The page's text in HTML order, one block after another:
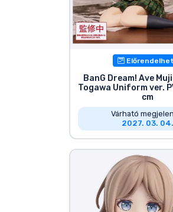
BanG Dream! Ave
Togawa Uniform ver.
cm
Várható
2027. 03. 04.